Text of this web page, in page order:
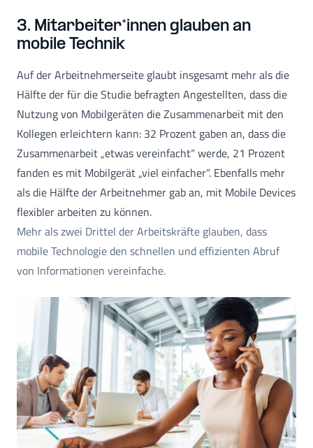
3. Mitarbeiter*innen glauben an
mobile Technik
Auf der Arbeitnehmerseite glaubt insgesamt mehr als die
Hälfte der für die Studie befragten Angestellten, dass die
Nutzung von Mobilgeräten die Zusammenarbeit mit den
Kollegen erleichtern kann: 32 Prozent gaben an, dass die
Zusammenarbeit „etwas vereinfacht“ werde, 21 Prozent
fanden es mit Mobilgerät „viel einfacher“. Ebenfalls mehr
als die Hälfte der Arbeitnehmer gab an, mit Mobile Devices
flexibler arbeiten zu können.
Mehr als zwei Drittel der Arbeitskräfte glauben, dass
mobile Technologie den schnellen und effizienten Abruf
von Informationen vereinfache.